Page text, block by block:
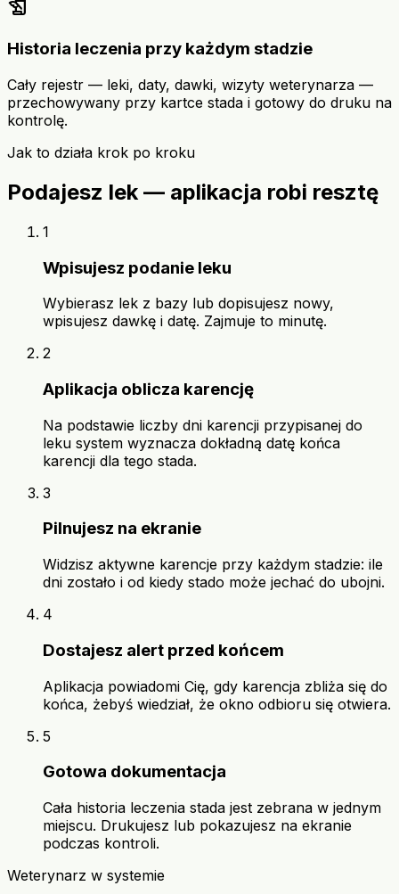
history_edu
Historia leczenia przy każdym stadzie
Cały rejestr — leki, daty, dawki, wizyty weterynarza —
przechowywany przy kartce stada i gotowy do druku na
kontrolę.
Jak to działa krok po kroku
Podajesz lek — aplikacja robi resztę
1
Wpisujesz podanie leku
Wybierasz lek z bazy lub dopisujesz nowy,
wpisujesz dawkę i datę. Zajmuje to minutę.
2
Aplikacja oblicza karencję
Na podstawie liczby dni karencji przypisanej do
leku system wyznacza dokładną datę końca
karencji dla tego stada.
3
Pilnujesz na ekranie
Widzisz aktywne karencje przy każdym stadzie: ile
dni zostało i od kiedy stado może jechać do ubojni.
4
Dostajesz alert przed końcem
Aplikacja powiadomi Cię, gdy karencja zbliża się do
końca, żebyś wiedział, że okno odbioru się otwiera.
5
Gotowa dokumentacja
Cała historia leczenia stada jest zebrana w jednym
miejscu. Drukujesz lub pokazujesz na ekranie
podczas kontroli.
Weterynarz w systemie